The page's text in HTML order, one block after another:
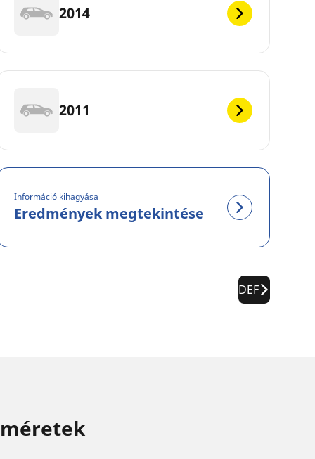
2014
2011
Információ kihagyása
Eredmények megtekintése
DEF
méretek